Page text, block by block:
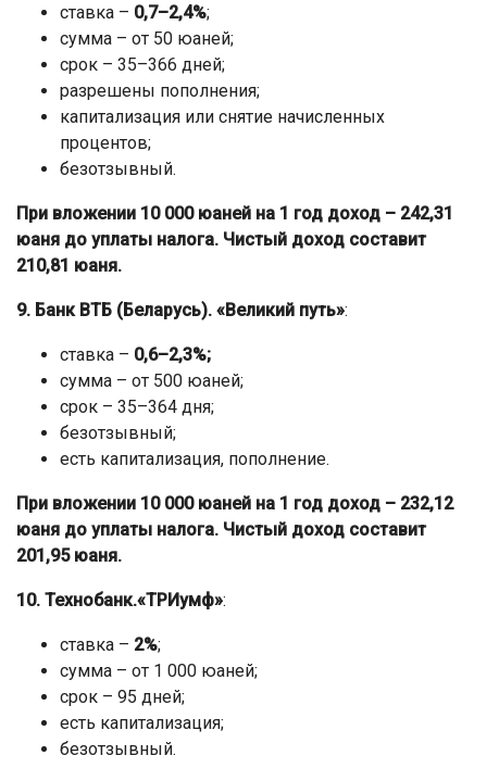
ставка – 0,7–2,4%;
сумма – от 50 юаней;
срок – 35–366 дней;
разрешены пополнения;
капитализация или снятие начисленных
процентов;
безотзывный.
При вложении 10 000 юаней на 1 год доход – 242,31
юаня до уплаты налога. Чистый доход составит
210,81 юаня.
9. Банк ВТБ (Беларусь). «Великий путь»:
ставка – 0,6–2,3%;
сумма – от 500 юаней;
срок – 35–364 дня;
безотзывный;
есть капитализация, пополнение.
При вложении 10 000 юаней на 1 год доход – 232,12
юаня до уплаты налога. Чистый доход составит
201,95 юаня.
10. Технобанк.«ТРИумф»:
ставка – 2%;
сумма – от 1 000 юаней;
срок – 95 дней;
есть капитализация;
безотзывный.